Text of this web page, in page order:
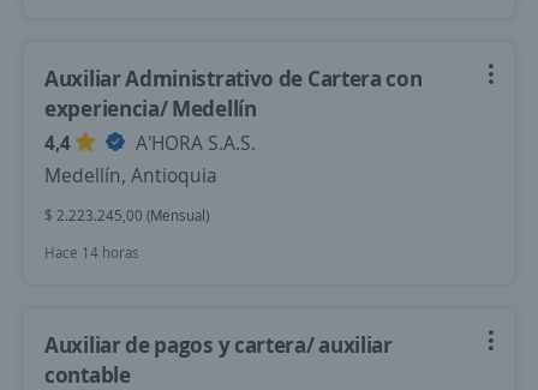
Auxiliar Administrativo de Cartera con
experiencia/ Medellín
4,4
A'HORA S.A.S.
Medellín, Antioquia
$ 2.223.245,00 (Mensual)
Hace 14 horas
Auxiliar de pagos y cartera/ auxiliar
contable